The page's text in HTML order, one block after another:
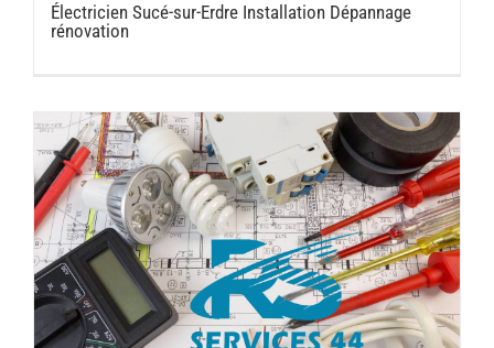
Électricien Sucé-sur-Erdre Installation Dépannage
rénovation